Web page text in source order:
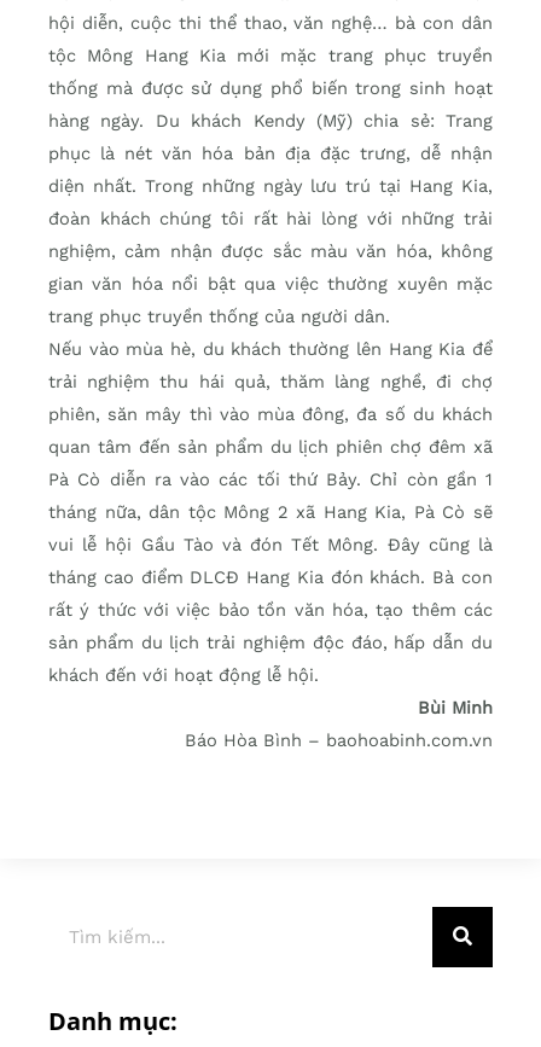
hội diễn, cuộc thi thể thao, văn nghệ… bà con dân
tộc Mông Hang Kia mới mặc trang phục truyền
thống mà được sử dụng phổ biến trong sinh hoạt
hàng ngày. Du khách Kendy (Mỹ) chia sẻ: Trang
phục là nét văn hóa bản địa đặc trưng, dễ nhận
diện nhất. Trong những ngày lưu trú tại Hang Kia,
đoàn khách chúng tôi rất hài lòng với những trải
nghiệm, cảm nhận được sắc màu văn hóa, không
gian văn hóa nổi bật qua việc thường xuyên mặc
trang phục truyền thống của người dân.
Nếu vào mùa hè, du khách thường lên Hang Kia để
trải nghiệm thu hái quả, thăm làng nghề, đi chợ
phiên, săn mây thì vào mùa đông, đa số du khách
quan tâm đến sản phẩm du lịch phiên chợ đêm xã
Pà Cò diễn ra vào các tối thứ Bảy. Chỉ còn gần 1
tháng nữa, dân tộc Mông 2 xã Hang Kia, Pà Cò sẽ
vui lễ hội Gầu Tào và đón Tết Mông. Đây cũng là
tháng cao điểm DLCĐ Hang Kia đón khách. Bà con
rất ý thức với việc bảo tồn văn hóa, tạo thêm các
sản phẩm du lịch trải nghiệm độc đáo, hấp dẫn du
khách đến với hoạt động lễ hội.
Bùi Minh
Báo Hòa Bình – baohoabinh.com.vn
Danh mục: